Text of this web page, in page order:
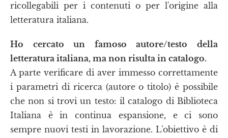
ricollegabili per i contenuti o per l'origine alla
letteratura italiana.
Ho cercato un famoso autore/testo della
letteratura italiana, ma non risulta in catalogo.
A parte verificare di aver immesso correttamente
i parametri di ricerca (autore o titolo) è possibile
che non si trovi un testo: il catalogo di Biblioteca
Italiana è in continua espansione, e ci sono
sempre nuovi testi in lavorazione. L'obiettivo è di